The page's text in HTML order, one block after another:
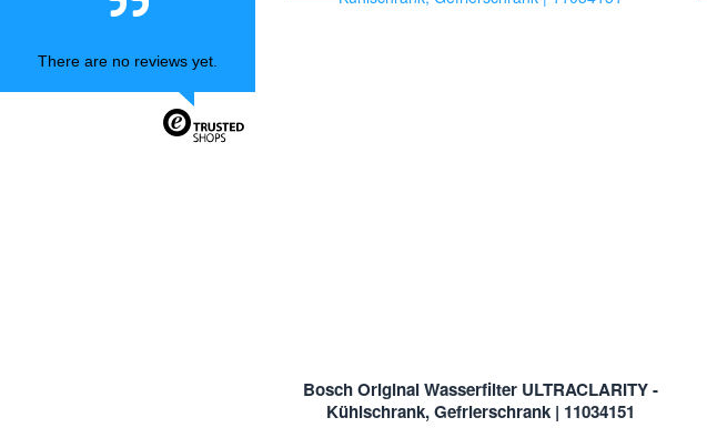
There are no reviews yet.
Bosch Original Wasserfilter ULTRACLARITY -
Kühlschrank, Gefrierschrank | 11034151